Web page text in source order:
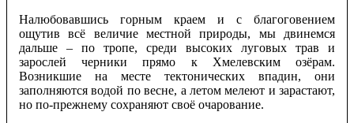
Налюбовавшись горным краем и с благоговением
ощутив всё величие местной природы, мы двинемся
дальше – по тропе, среди высоких луговых трав и
зарослей черники прямо к Хмелевским озёрам.
Возникшие на месте тектонических впадин, они
заполняются водой по весне, а летом мелеют и зарастают,
но по-прежнему сохраняют своё очарование.